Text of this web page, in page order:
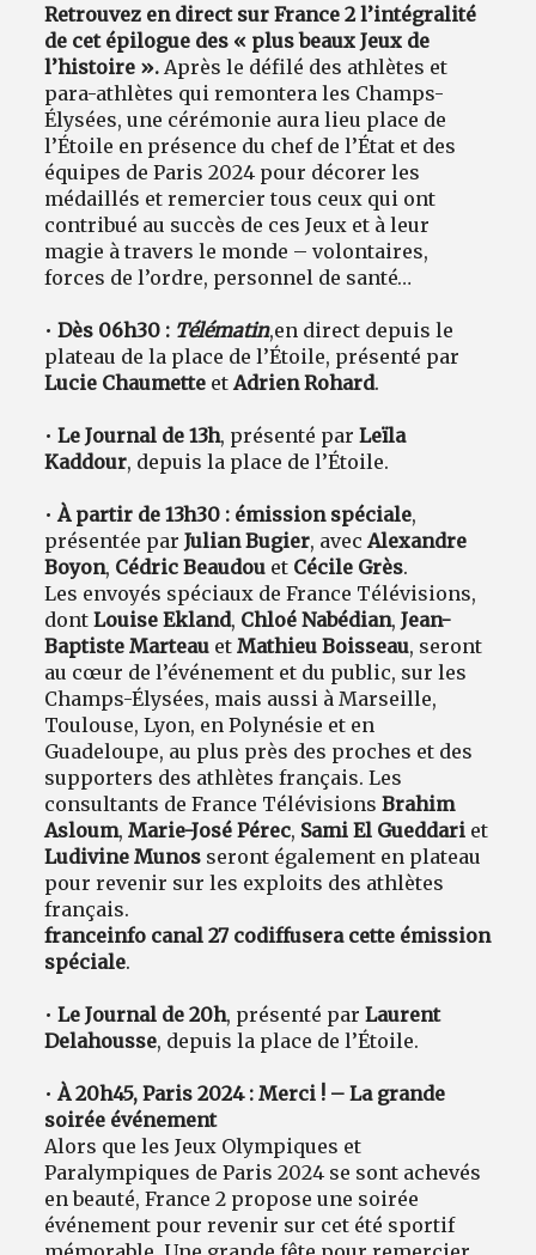
Retrouvez en direct sur France 2 l’intégralité
de cet épilogue des « plus beaux Jeux de
l’histoire ». Après le défilé des athlètes et
para-athlètes qui remontera les Champs-
Élysées, une cérémonie aura lieu place de
l’Étoile en présence du chef de l’État et des
équipes de Paris 2024 pour décorer les
médaillés et remercier tous ceux qui ont
contribué au succès de ces Jeux et à leur
magie à travers le monde – volontaires,
forces de l’ordre, personnel de santé…
•Dès 06h30 : Télématin,en direct depuis le
plateau de la place de l’Étoile, présenté par
Lucie Chaumette etAdrien Rohard.
•Le Journal de 13h, présenté par Leïla
Kaddour, depuis la place de l’Étoile.
• À partir de 13h30 : émission spéciale,
présentée parJulian Bugier, avecAlexandre
Boyon, Cédric Beaudou et Cécile Grès.
Les envoyés spéciaux de France Télévisions,
dontLouise Ekland, Chloé Nabédian,Jean-
Baptiste Marteau etMathieu Boisseau, seront
au cœur de l’événement et du public, sur les
Champs-Élysées, mais aussi à Marseille,
Toulouse, Lyon, en Polynésie et en
Guadeloupe, au plus près des proches et des
supporters des athlètes français. Les
consultants de France TélévisionsBrahim
Asloum,Marie-José Pérec, Sami El Gueddari et
Ludivine Munos seront également en plateau
pour revenir sur les exploits des athlètes
français.
franceinfo canal 27 codiffusera cette émission
spéciale.
•Le Journal de 20h, présenté par Laurent
Delahousse, depuis la place de l’Étoile.
•À 20h45, Paris 2024 : Merci ! – La grande
soirée événement
Alors que les Jeux Olympiques et
Paralympiques de Paris 2024 se sont achevés
en beauté, France 2 propose une soirée
événement pour revenir sur cet été sportif